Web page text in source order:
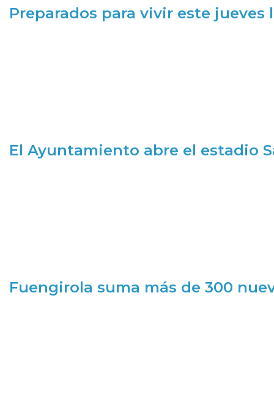
Preparados para vivir este jueves
El Ayuntamiento abre el estadio
Fuengirola suma más de 300